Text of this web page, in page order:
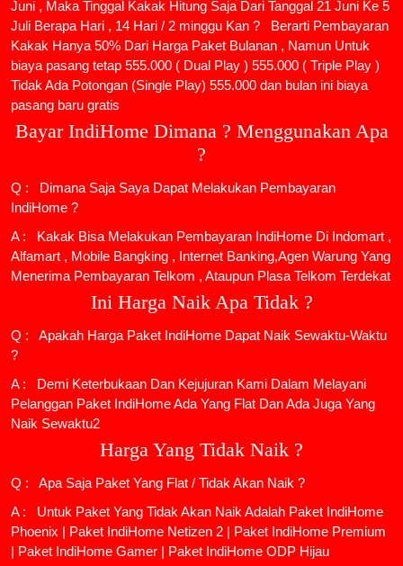
Juni , Maka Tinggal Kakak Hitung Saja Dari Tanggal 21 Juni Ke 5
Juli Berapa Hari , 14 Hari / 2 minggu Kan ? Berarti Pembayaran
Kakak Hanya 50% Dari Harga Paket Bulanan , Namun Untuk
biaya pasang tetap 555.000 ( Dual Play ) 555.000 ( Triple Play )
Tidak Ada Potongan (Single Play) 555.000 dan bulan ini biaya
pasang baru gratis
Bayar IndiHome Dimana ? Menggunakan Apa
?
Q : Dimana Saja Saya Dapat Melakukan Pembayaran
IndiHome ?
A : Kakak Bisa Melakukan Pembayaran IndiHome Di Indomart ,
Alfamart , Mobile Bangking , Internet Banking,Agen Warung Yang
Menerima Pembayaran Telkom , Ataupun Plasa Telkom Terdekat
Ini Harga Naik Apa Tidak ?
Q : Apakah Harga Paket IndiHome Dapat Naik Sewaktu-Waktu
?
A : Demi Keterbukaan Dan Kejujuran Kami Dalam Melayani
Pelanggan Paket IndiHome Ada Yang Flat Dan Ada Juga Yang
Naik Sewaktu2
Harga Yang Tidak Naik ?
Q : Apa Saja Paket Yang Flat / Tidak Akan Naik ?
A : Untuk Paket Yang Tidak Akan Naik Adalah Paket IndiHome
Phoenix | Paket IndiHome Netizen 2 | Paket IndiHome Premium
| Paket IndiHome Gamer | Paket IndiHome ODP Hijau